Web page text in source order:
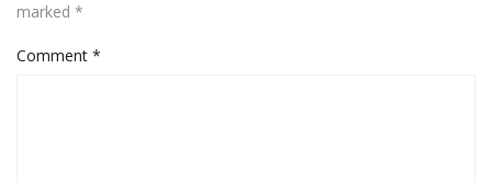
marked *
Comment *